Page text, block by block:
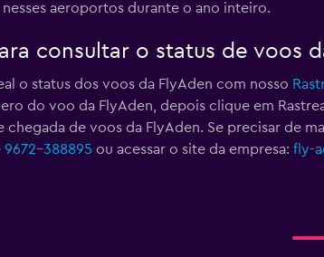
aeroportos durante o ano inteiro.
consultar o status de voos
o status dos voos da FlyAden com nosso
do voo da FlyAden, depois clique em
chegada de voos da FlyAden. Se precisar de
9672-388895 ou acessar o site da empresa: fly-